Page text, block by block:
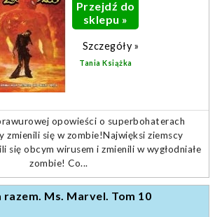
Przejdź do
sklepu »
Szczegóły »
Tania Książka
opowieści o superbohaterach
zmienili się w zombie!Najwięksi ziemscy
się obcym wirusem i zmienili w wygłodniałe
zombie! Co...
razem. Ms. Marvel. Tom 10